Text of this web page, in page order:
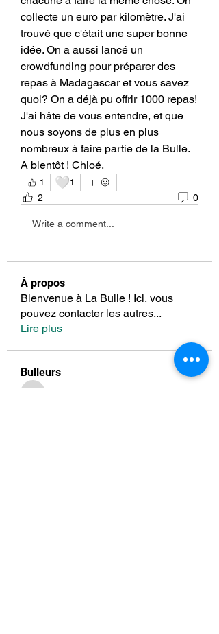
collecte un euro par kilomètre. J'ai
trouvé que c'était une super bonne
idée. On a aussi lancé un
crowdfunding pour préparer des
repas à Madagascar et vous savez
quoi? On a déjà pu offrir 1000 repas!
J'ai hâte de vous entendre, et que
nous soyons de plus en plus
nombreux à faire partie de la Bulle.
A bientôt ! Chloé.
1 🤍1
2 0
Write a comment...
À propos
Bienvenue à La Bulle ! Ici, vous
pouvez contacter les autres...
Lire plus
Bulleurs